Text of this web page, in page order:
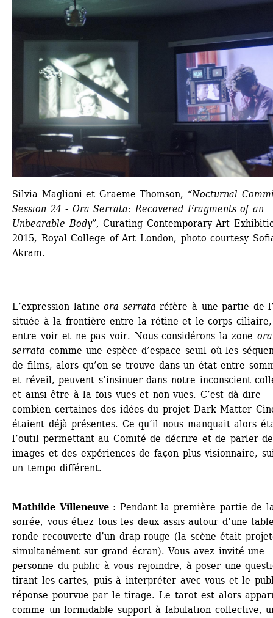
Silvia Maglioni et Graeme Thomson, “Nocturnal
Session 24 - Ora Serrata: Recovered Fragments of an
Unbearable Body”, Curating Contemporary Art
2015, Royal College of Art London, photo courtesy
Akram.
L’expression latine ora serrata réfère à une partie de
située à la frontière entre la rétine et le corps ciliaire,
entre voir et ne pas voir. Nous considérons la zone ora
serrata comme une espèce d’espace seuil où les
de films, alors qu’on se trouve dans un état entre
et réveil, peuvent s’insinuer dans notre inconscient
et ainsi être à la fois vues et non vues. C’est dà dire
combien certaines des idées du projet Dark Matter
étaient déjà présentes. Ce qu’il nous manquait alors
l’outil permettant au Comité de décrire et de parler
images et des expériences de façon plus visionnaire,
un tempo différent.
Mathilde Villeneuve: Pendant la première partie de
soirée, vous étiez tous les deux assis autour d’une
ronde recouverte d’un drap rouge (la scène était
simultanément sur grand écran). Vous avez invité une
personne du public à vous rejoindre, à poser une
tirant les cartes, puis à interpréter avec vous et le
réponse pourvue par le tirage. Le tarot est alors
comme un formidable support à fabulation collective,